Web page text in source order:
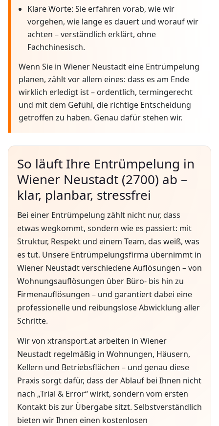
Klare Worte: Sie erfahren vorab, wie wir
vorgehen, wie lange es dauert und worauf wir
achten – verständlich erklärt, ohne
Fachchinesisch.
Wenn Sie in Wiener Neustadt eine Entrümpelung
planen, zählt vor allem eines: dass es am Ende
wirklich erledigt ist – ordentlich, termingerecht
und mit dem Gefühl, die richtige Entscheidung
getroffen zu haben. Genau dafür stehen wir.
So läuft Ihre Entrümpelung in
Wiener Neustadt (2700) ab –
klar, planbar, stressfrei
Bei einer Entrümpelung zählt nicht nur, dass
etwas wegkommt, sondern wie es passiert: mit
Struktur, Respekt und einem Team, das weiß, was
es tut. Unsere Entrümpelungsfirma übernimmt in
Wiener Neustadt verschiedene Auflösungen – von
Wohnungsauflösungen über Büro- bis hin zu
Firmenauflösungen – und garantiert dabei eine
professionelle und reibungslose Abwicklung aller
Schritte.
Wir von xtransport.at arbeiten in Wiener
Neustadt regelmäßig in Wohnungen, Häusern,
Kellern und Betriebsflächen – und genau diese
Praxis sorgt dafür, dass der Ablauf bei Ihnen nicht
nach „Trial & Error“ wirkt, sondern vom ersten
Kontakt bis zur Übergabe sitzt. Selbstverständlich
bieten wir Ihnen einen kostenlosen